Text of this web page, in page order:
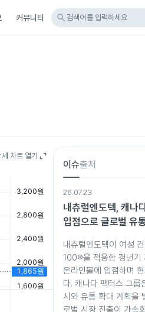
커뮤니티 search 검색어를 입력하세요
차트 열기
이슈출처
26.07.23
내츄럴엔도텍, 캐나
입점으로 글로벌 유
내츄럴엔도텍이 여성
100®을 적용한 갱년기
온라인몰에 입점하며
다. 캐나다 팩터스 그룹
시와 유통 확대 계획을
로벌 시장 진출이 가속